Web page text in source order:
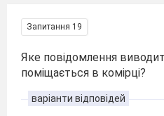
Запитання 19
Яке повідомлення
поміщається в комірці?
варіанти відповідей